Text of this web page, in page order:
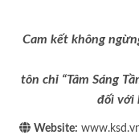
Cam kết không
tôn chỉ “Tâm Sáng
đối với
Website: